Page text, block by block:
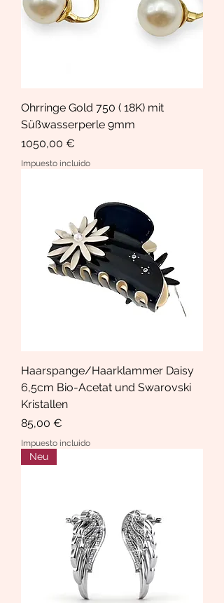
Ohrringe Gold 750 ( 18K) mit
Süßwasserperle 9mm
Precio
1050,00 €
Impuesto incluido
Haarspange/Haarklammer Daisy
6,5cm Bio-Acetat und Swarovski
Kristallen
Precio
85,00 €
Impuesto incluido
Neu